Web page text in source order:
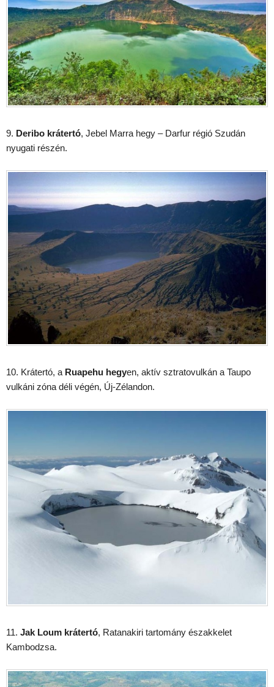
9. Deribo krátertó, Jebel Marra hegy – Darfur régió Szudán
nyugati részén.
10. Krátertó, a Ruapehu hegyen, aktív sztratovulkán a Taupo
vulkáni zóna déli végén, Új-Zélandon.
11. Jak Loum krátertó, Ratanakiri tartomány északkelet
Kambodzsa.